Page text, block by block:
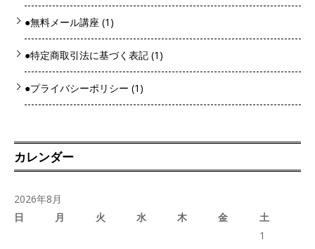
●無料メール講座 (1)
●特定商取引法に基づく表記 (1)
●プライバシーポリシー (1)
カレンダー
2026年8月
日
月 火 水 木 金
土
1